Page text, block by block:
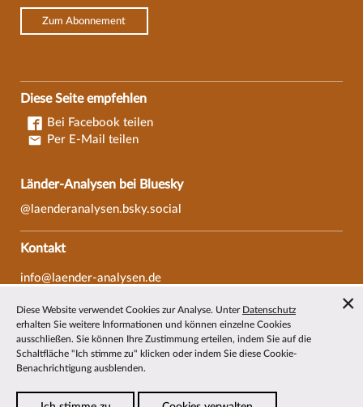
Zum Abonnement
Diese Seite empfehlen
Bei Facebook teilen
Per E-Mail teilen
Länder-Analysen bei Bluesky
@laenderanalysen.bsky.social
Kontakt
info@laender-analysen.de
Fax: 0421/218-69607
Redaktionen
Wissenschaftliche Beiräte
Über die Länder-Analysen
Diese Website verwendet Cookies zur Analyse. Unter Datenschutz
erhalten Sie weitere Informationen und können einzelne Cookies
ausschließen. Sie können Ihre Zustimmung erteilen, indem Sie auf die
Schaltfläche "Ich stimme zu" klicken oder indem Sie diese Cookie-
Benachrichtigung ausblenden.